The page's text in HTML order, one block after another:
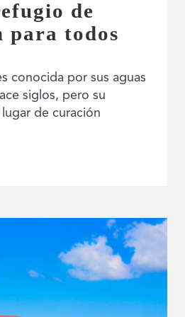
de
para todos
conocida por sus aguas
siglos, pero su
de curación